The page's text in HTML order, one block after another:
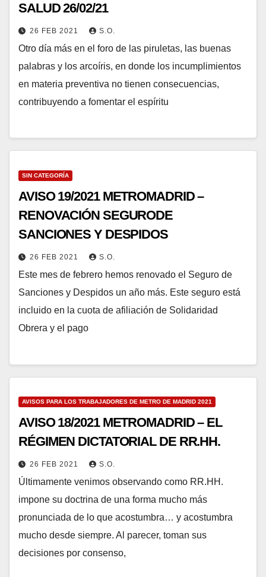
SALUD 26/02/21
26 FEB 2021 S.O.
Otro día más en el foro de las piruletas, las buenas
palabras y los arcoíris, en donde los incumplimientos
en materia preventiva no tienen consecuencias,
contribuyendo a fomentar el espíritu
SIN CATEGORÍA
AVISO 19/2021 METROMADRID –
RENOVACIÓN SEGURODE
SANCIONES Y DESPIDOS
26 FEB 2021 S.O.
Este mes de febrero hemos renovado el Seguro de
Sanciones y Despidos un año más. Este seguro está
incluido en la cuota de afiliación de Solidaridad
Obrera y el pago
AVISOS PARA LOS TRABAJADORES DE METRO DE MADRID 2021
AVISO 18/2021 METROMADRID – EL
RÉGIMEN DICTATORIAL DE RR.HH.
26 FEB 2021 S.O.
Últimamente venimos observando como RR.HH.
impone su doctrina de una forma mucho más
pronunciada de lo que acostumbra… y acostumbra
mucho desde siempre. Al parecer, toman sus
decisiones por consenso,